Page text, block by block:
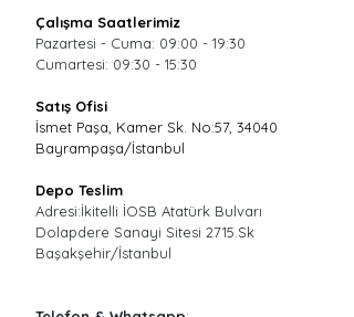
Çalışma Saatlerimiz
Pazartesi - Cuma: 09:00 - 19:30
Cumartesi: 09:30 - 15:30
Satış Ofisi
İsmet Paşa, Kamer Sk. No:57, 34040
Bayrampaşa/İstanbul
Depo Teslim
Adresi:İkitelli İOSB Atatürk Bulvarı
Dolapdere Sanayi Sitesi 2715.Sk
Başakşehir/İstanbul